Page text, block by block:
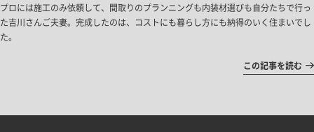
プロには施工のみ依頼して、間取りのプランニングも内装材選びも自分たちで行っ
た吉川さんご夫妻。完成したのは、コストにも暮らし方にも納得のいく住まいでし
た。
この記事を読む